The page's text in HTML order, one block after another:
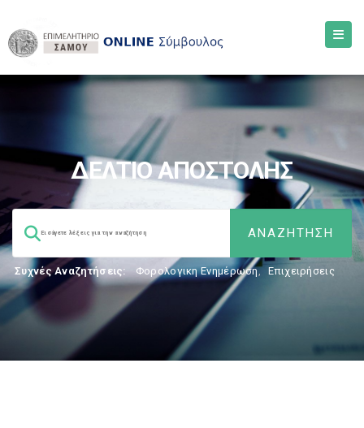
ΔΕΛΤΙΟ ΑΠΟΣΤΟΛΗΣ
Συχνές Αναζητήσεις: Φορολογικη Ενημέρωση, Επιχειρήσεις